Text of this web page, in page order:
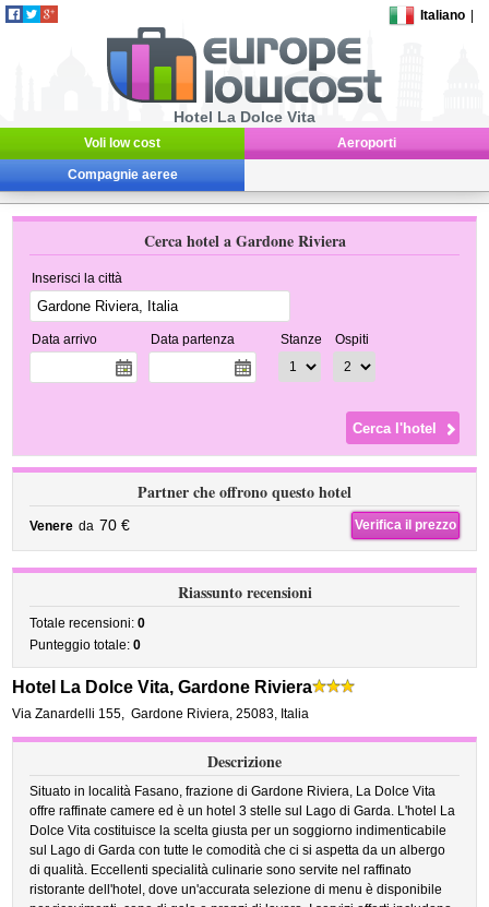
Italiano
Hotel La Dolce Vita
Voli low cost Aeroporti
Compagnie aeree
Cerca hotel a Gardone Riviera
Inserisci la città
Data arrivo Data partenza Stanze Ospiti
Partner che offrono questo hotel
Venere da 70 € Verifica il prezzo
Riassunto recensioni
Totale recensioni:0
Punteggio totale:0
Hotel La Dolce Vita, Gardone Riviera
Via Zanardelli 155, Gardone Riviera,25083, Italia
Descrizione
Situato in località Fasano, frazione di Gardone Riviera, La Dolce Vita
offre raffinate camere ed è un hotel 3 stelle sul Lago di Garda. L'hotel La
Dolce Vita costituisce la scelta giusta per un soggiorno indimenticabile
sul Lago di Garda con tutte le comodità che ci si aspetta da un albergo
di qualità. Eccellenti specialità culinarie sono servite nel raffinato
ristorante dell'hotel, dove un'accurata selezione di menu è disponibile